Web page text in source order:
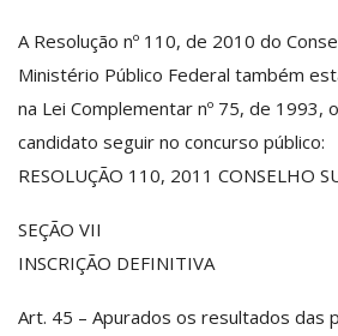
A Resolução nº 110, de 2010 do
Ministério Público Federal também
na Lei Complementar nº 75, de 1993,
candidato seguir no concurso público:
RESOLUÇÃO 110, 2011 CONSELHO
SEÇÃO VII
INSCRIÇÃO DEFINITIVA
Art. 45 – Apurados os resultados das